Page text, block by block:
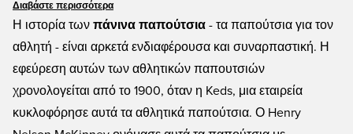
ένα σημαντικό μέρος του κόσμου της μόδας. Εδώ στο Unisport θα βρείτε μια
μεγάλη ποικιλία από snekaers από όλες τις μεγάλες μάρκες,
τόσο για παιδιά όσο και για ενήλικες, και σε πολλά διαφορετικά χρώματα και
τιμές. Είμαστε σίγουροι ότι θα βρείτε κάτι που σας αρέσει!
Διαβάστε περισσότερα
Η ιστορία των πάνινα παπούτσια - τα παπούτσια για τον
αθλητή - είναι αρκετά ενδιαφέρουσα και συναρπαστική. Η
εφεύρεση αυτών των αθλητικών παπουτσιών
χρονολογείται από το 1900, όταν η Keds, μια εταιρεία
κυκλοφόρησε αυτά τα αθλητικά παπούτσια. Ο Henry